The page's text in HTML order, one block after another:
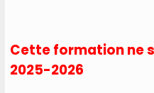
Cette formation ne
2025-2026